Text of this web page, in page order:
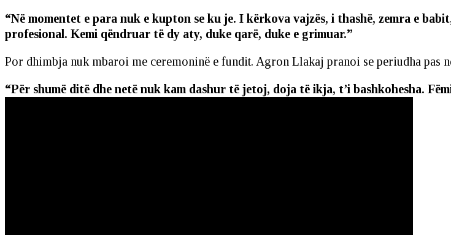
“Në momentet e para nuk e kupton se ku je. I kërkova vajzës, i thashë, zemra e
profesional. Kemi qëndruar të dy aty, duke qarë, duke e grimuar.”
Por dhimbja nuk mbaroi me ceremoninë e fundit. Agron Llakaj pranoi se periudha pas
“Për shumë ditë dhe netë nuk kam dashur të jetoj, doja të ikja, t’i bashkohesha.